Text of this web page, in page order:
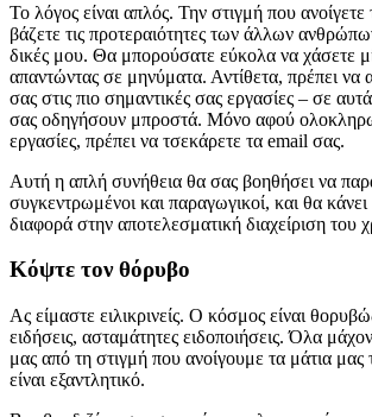
Το λόγος είναι απλός. Την στιγμή που
βάζετε τις προτεραιότητες των άλλων
δικές μου. Θα μπορούσατε εύκολα να χάσετε
απαντώντας σε μηνύματα. Αντίθετα, πρέπει να
σας στις πιο σημαντικές σας εργασίες – σε
σας οδηγήσουν μπροστά. Μόνο αφού
εργασίες, πρέπει να τσεκάρετε τα email σας.
Αυτή η απλή συνήθεια θα σας βοηθήσει να
συγκεντρωμένοι και παραγωγικοί, και θα
διαφορά στην αποτελεσματική διαχείριση του
Κόψτε τον θόρυβο
Ας είμαστε ειλικρινείς. Ο κόσμος είναι
ειδήσεις, ασταμάτητες ειδοποιήσεις. Όλα
μας από τη στιγμή που ανοίγουμε τα μάτια
είναι εξαντλητικό.